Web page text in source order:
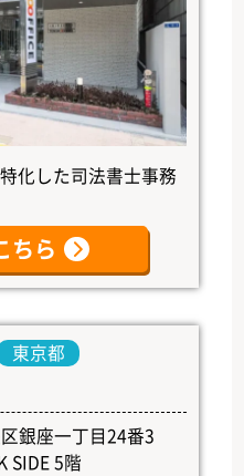
化した司法書士事務
ちら
東京都
銀座一丁目24番3
SIDE 5階